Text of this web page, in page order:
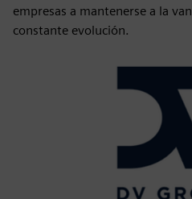
empresas a mantenerse a la
constante evolución.